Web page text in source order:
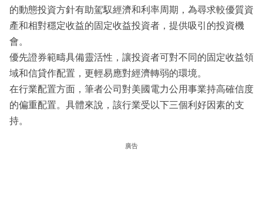
的動態投資方針有助駕馭經濟和利率周期，為尋求較優質資
產和相對穩定收益的固定收益投資者，提供吸引的投資機
會。
優先證券範疇具備靈活性，讓投資者可對不同的固定收益領
域和信貸作配置，更輕易應對經濟轉弱的環境。
在行業配置方面，筆者公司對美國電力公用事業持高確信度
的偏重配置。具體來說，該行業受以下三個利好因素的支
持。
廣告